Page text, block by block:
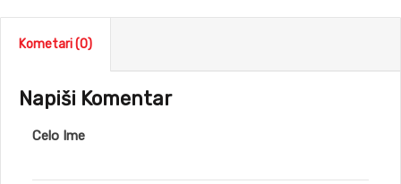
Kometari (0)
Napiši Komentar
Celo Ime